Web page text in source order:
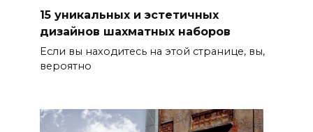
15 уникальных и эстетичных
дизайнов шахматных наборов
Если вы находитесь на этой странице, вы,
вероятно